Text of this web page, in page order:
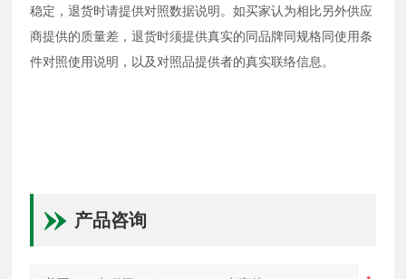
稳定，退货时请提供对照数据说明。如买家认为相比另外供应
商提供的质量差，退货时须提供真实的同品牌同规格同使用条
件对照使用说明，以及对照品提供者的真实联络信息。
产品咨询